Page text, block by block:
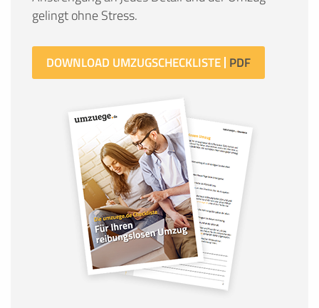
gelingt ohne Stress.
DOWNLOAD UMZUGSCHECKLISTE